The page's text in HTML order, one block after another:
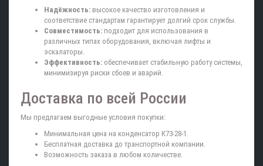
Надёжность: высокое качество изготовления и
соответствие стандартам гарантирует долгий срок службы.
Совместимость: подходит для использования в
различных типах оборудования, включая лифты и
эскалаторы.
Эффективность: обеспечивает стабильную работу системы,
минимизируя риски сбоев и аварий.
Доставка по всей России
Мы предлагаем выгодные условия покупки:
Минимальная цена на конденсатор К73-28-1.
Бесплатная доставка до транспортной компании.
Возможность заказа в любом количестве.